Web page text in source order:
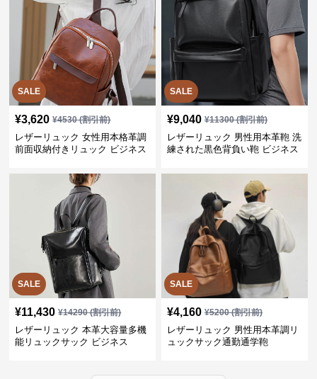
SALE
¥3,620 ¥4530(割引前)
レザーリュック 女性用本格革調
前面収納付きリュック ビジネス
SALE
¥9,040 ¥11300(割引前)
レザーリュック 男性用本革鞄 洗
練された黒色背負い鞄 ビジネス
SALE
¥11,430 ¥14290(割引前)
レザーリュック 本革大容量多機
能リュックサック ビジネス
SALE
¥4,160 ¥5200(割引前)
レザーリュック 男性用本革調リ
ュックサック通勤通学鞄